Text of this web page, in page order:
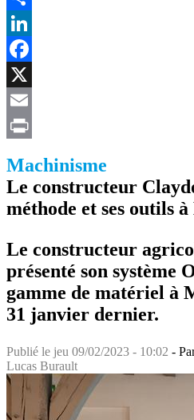
Share
LinkedIn
Facebook
X
Email
Machinisme
Le constructeur
méthode et ses outils
Le constructeur
présenté son système
gamme de matériel à
31 janvier dernier.
Publié le jeu 09/02/2023 - 10:02 -
Lucas Burault